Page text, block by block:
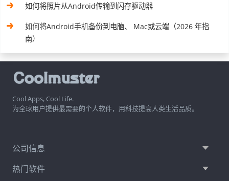
如何将照片从Android传输到闪存驱动器
如何将Android手机备份到电脑、 Mac或云端（2026 年指
南）
Cool Apps, Cool Life.
为全球用户提供最需要的个人软件，用科技提高人类生活品质。
公司信息
热门软件